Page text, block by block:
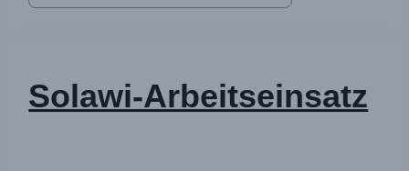
Solawi-Arbeitseinsatz